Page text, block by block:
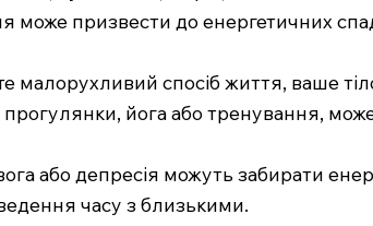
може призвести до енергетичних
малорухливий спосіб життя, ваше
йога або тренування,
або депресія можуть забирати
часу з близькими.